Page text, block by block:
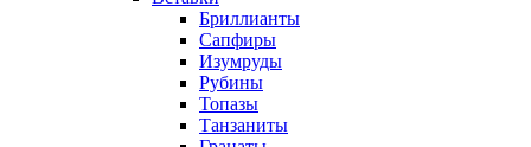
Бриллианты
Сапфиры
Изумруды
Рубины
Топазы
Танзаниты